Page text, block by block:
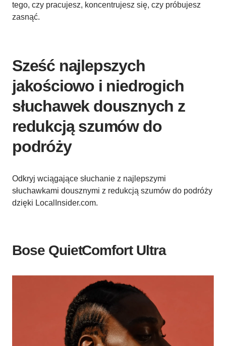
tego, czy pracujesz, koncentrujesz się, czy próbujesz
zasnąć.
Sześć najlepszych
jakościowo i niedrogich
słuchawek dousznych z
redukcją szumów do
podróży
Odkryj wciągające słuchanie z najlepszymi
słuchawkami dousznymi z redukcją szumów do podróży
dzięki LocalInsider.com.
Bose QuietComfort Ultra